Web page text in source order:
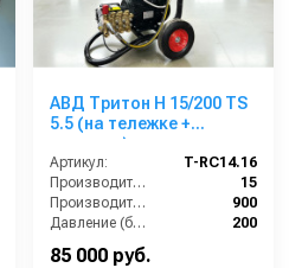
АВД Тритон Н 15/200 TS
5.5 (на тележке +
катушка)
Артикул:
T-RC14.16
Производительность (л/мин):
15
Производительность (л/ч):
900
Давление (бар):
200
Напряжение (В):
85 000 руб.